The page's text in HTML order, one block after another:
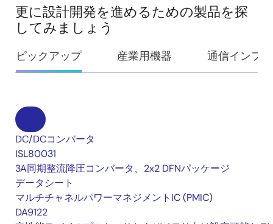
更に設計開発を進めるための製品を探
してみましょう
ピックアップ 産業用機器 通信インフ
DC/DCコンバータ
ISL80031
3A同期整流降圧コンバータ、2x2 DFNパッケージ
データシート
マルチチャネルパワーマネジメントIC (PMIC)
DA9122